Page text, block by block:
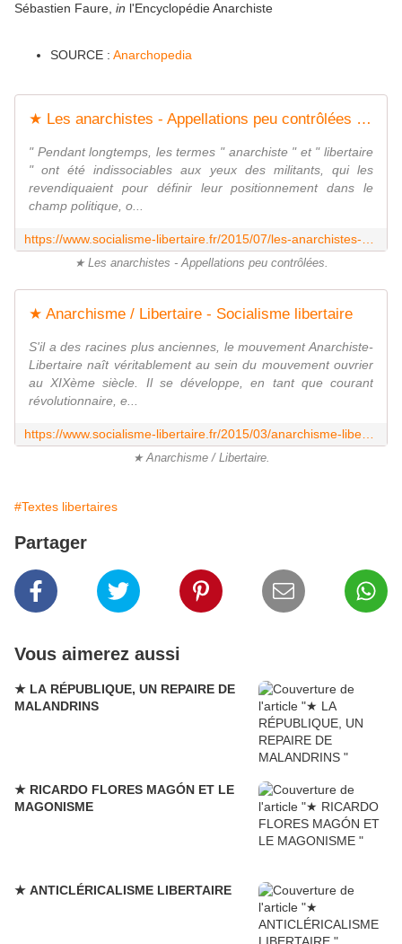
Sébastien Faure, in l'Encyclopédie Anarchiste
SOURCE : Anarchopedia
★ Les anarchistes - Appellations peu contrôlées - Socialisme libertaire
" Pendant longtemps, les termes " anarchiste " et " libertaire
" ont été indissociables aux yeux des militants, qui les
revendiquaient pour définir leur positionnement dans le
champ politique, o...
★ Les anarchistes - Appellations peu contrôlées.
★ Anarchisme / Libertaire - Socialisme libertaire
S'il a des racines plus anciennes, le mouvement Anarchiste-
Libertaire naît véritablement au sein du mouvement ouvrier
au XIXème siècle. Il se développe, en tant que courant
révolutionnaire, e...
★ Anarchisme / Libertaire.
#Textes libertaires
Partager
Vous aimerez aussi
★ LA RÉPUBLIQUE, UN REPAIRE DE
MALANDRINS
★ RICARDO FLORES MAGÓN ET LE
MAGONISME
★ ANTICLÉRICALISME LIBERTAIRE